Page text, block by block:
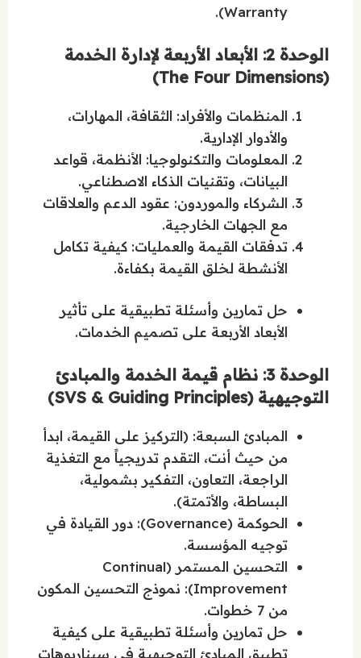
Warranty).
الوحدة 2: الأبعاد الأربعة لإدارة الخدمة
(The Four Dimensions)
المنظمات والأفراد: الثقافة، المهارات،
والأدوار الإدارية.
المعلومات والتكنولوجيا: الأنظمة، قواعد
البيانات، وتقنيات الذكاء الاصطناعي.
الشركاء والموردون: عقود الدعم والعلاقات
مع الجهات الخارجية.
تدفقات القيمة والعمليات: كيفية تكامل
الأنشطة لخلق القيمة بكفاءة.
حل تمارين وأسئلة تطبيقية على تأثير
الأبعاد الأربعة على تصميم الخدمات.
الوحدة 3: نظام قيمة الخدمة والمبادئ
التوجيهية (SVS & Guiding Principles)
المبادئ السبعة: (التركيز على القيمة، ابدأ
من حيث أنت، التقدم تدريجياً مع التغذية
الراجعة، التعاون، التفكير بشمولية،
البساطة، والأتمتة).
الحوكمة (Governance): دور القيادة في
توجيه المؤسسة.
التحسين المستمر (Continual
Improvement): نموذج التحسين المكون
من 7 خطوات.
حل تمارين وأسئلة تطبيقية على كيفية
تطبيق المبادئ التوجيهية في سيناريوهات